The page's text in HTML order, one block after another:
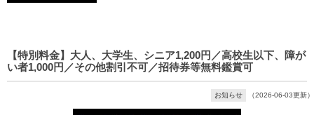
【特別料金】大人、大学生、シニア1,200円／高校生以下、障が
い者1,000円／その他割引不可／招待券等無料鑑賞可
お知らせ （2026-06-03更新）